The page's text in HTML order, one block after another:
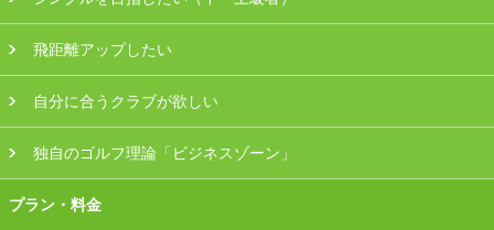
飛距離アップしたい
自分に合うクラブが欲しい
独自のゴルフ理論「ビジネスゾーン」
プラン・料金